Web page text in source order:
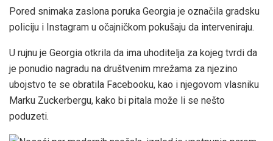
Pored snimaka zaslona poruka Georgia je označila gradsku
policiju i Instagram u očajničkom pokušaju da interveniraju.
U rujnu je Georgia otkrila da ima uhoditelja za kojeg tvrdi da
je ponudio nagradu na društvenim mrežama za njezino
ubojstvo te se obratila Facebooku, kao i njegovom vlasniku
Marku Zuckerbergu, kako bi pitala može li se nešto
poduzeti.